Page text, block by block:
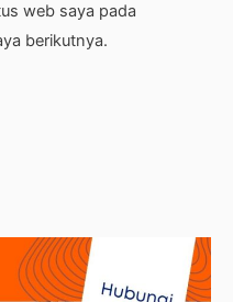
web saya pada
berikutnya.